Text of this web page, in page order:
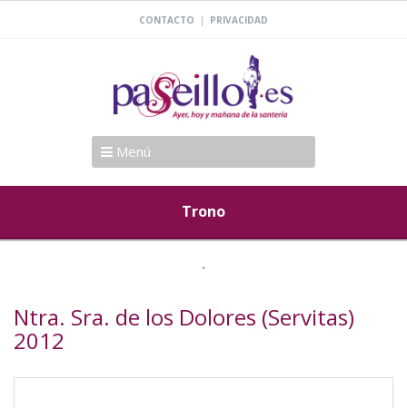
CONTACTO | PRIVACIDAD
Menú
Trono
Ntra. Sra. de los Dolores (Servitas)
2012